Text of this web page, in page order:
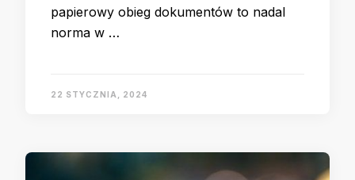
papierowy obieg dokumentów to nadal
norma w …
22 STYCZNIA, 2024